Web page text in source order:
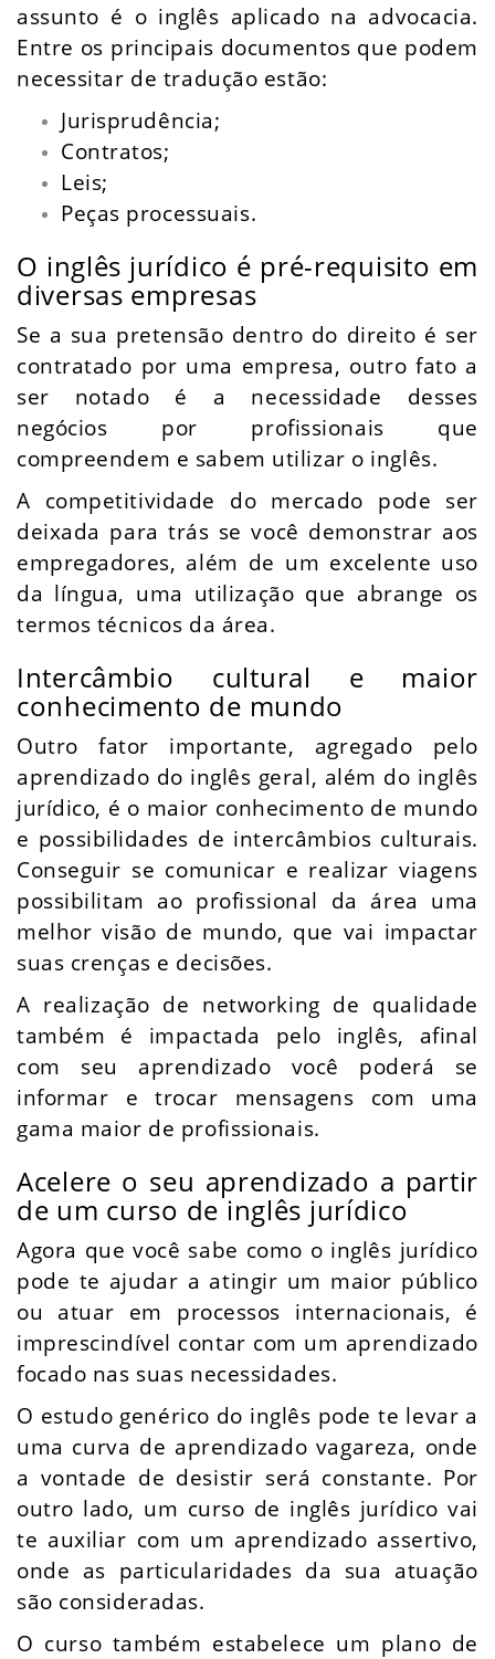
assunto é o inglês aplicado na advocacia.
Entre os principais documentos que podem
necessitar de tradução estão:
Jurisprudência;
Contratos;
Leis;
Peças processuais.
O inglês jurídico é pré-requisito em
diversas empresas
Se a sua pretensão dentro do direito é ser
contratado por uma empresa, outro fato a
ser notado é a necessidade desses
negócios por profissionais que
compreendem e sabem utilizar o inglês.
A competitividade do mercado pode ser
deixada para trás se você demonstrar aos
empregadores, além de um excelente uso
da língua, uma utilização que abrange os
termos técnicos da área.
Intercâmbio cultural e maior
conhecimento de mundo
Outro fator importante, agregado pelo
aprendizado do inglês geral, além do inglês
jurídico, é o maior conhecimento de mundo
e possibilidades de intercâmbios culturais.
Conseguir se comunicar e realizar viagens
possibilitam ao profissional da área uma
melhor visão de mundo, que vai impactar
suas crenças e decisões.
A realização de networking de qualidade
também é impactada pelo inglês, afinal
com seu aprendizado você poderá se
informar e trocar mensagens com uma
gama maior de profissionais.
Acelere o seu aprendizado a partir
de um curso de inglês jurídico
Agora que você sabe como o inglês jurídico
pode te ajudar a atingir um maior público
ou atuar em processos internacionais, é
imprescindível contar com um aprendizado
focado nas suas necessidades.
O estudo genérico do inglês pode te levar a
uma curva de aprendizado vagareza, onde
a vontade de desistir será constante. Por
outro lado, um curso de inglês jurídico vai
te auxiliar com um aprendizado assertivo,
onde as particularidades da sua atuação
são consideradas.
O curso também estabelece um plano de